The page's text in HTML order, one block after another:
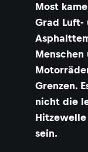
Most
Grad Luft-
Menschen
Grenzen.
nicht die
sein.